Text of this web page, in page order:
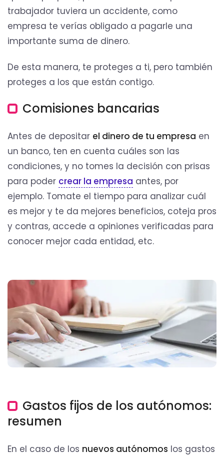
trabajador tuviera un accidente, como
empresa te verías obligado a pagarle una
importante suma de dinero.
De esta manera, te proteges a ti, pero también
proteges a los que están contigo.
Comisiones bancarias
Antes de depositar el dinero de tu empresa en
un banco, ten en cuenta cuáles son las
condiciones, y no tomes la decisión con prisas
para poder crear la empresa antes, por
ejemplo. Tomate el tiempo para analizar cuál
es mejor y te da mejores beneficios, coteja pros
y contras, accede a opiniones verificadas para
conocer mejor cada entidad, etc.
Gastos fijos de los autónomos:
resumen
En el caso de los nuevos autónomos los gastos